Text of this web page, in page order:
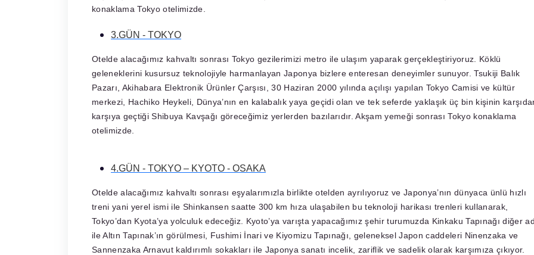
konaklama Tokyo otelimizde.
3.GÜN - TOKYO
Otelde alacağımız kahvaltı sonrası Tokyo gezilerimizi metro ile ulaşım yaparak gerçekleştiriyoruz. Köklü
geleneklerini kusursuz teknolojiyle harmanlayan Japonya bizlere enteresan deneyimler sunuyor. Tsukiji Balık
Pazarı, Akihabara Elektronik Ürünler Çarşısı, 30 Haziran 2000 yılında açılışı yapılan Tokyo Camisi ve kültür
merkezi, Hachiko Heykeli, Dünya’nın en kalabalık yaya geçidi olan ve tek seferde yaklaşık üç bin kişinin
karşıya geçtiği Shibuya Kavşağı göreceğimiz yerlerden bazılarıdır. Akşam yemeği sonrası Tokyo konaklama
otelimizde.
4.GÜN - TOKYO – KYOTO - OSAKA
Otelde alacağımız kahvaltı sonrası eşyalarımızla birlikte otelden ayrılıyoruz ve Japonya’nın dünyaca ünlü hızlı
treni yani yerel ismi ile Shinkansen saatte 300 km hıza ulaşabilen bu teknoloji harikası trenleri kullanarak,
Tokyo’dan Kyota’ya yolculuk edeceğiz. Kyoto’ya varışta yapacağımız şehir turumuzda Kinkaku Tapınağı diğer
ile Altın Tapınak’ın görülmesi, Fushimi İnari ve Kiyomizu Tapınağı, geleneksel Japon caddeleri Ninenzaka ve
Sannenzaka Arnavut kaldırımlı sokakları ile Japonya sanatı incelik, zariflik ve sadelik olarak karşımıza çıkıyor.